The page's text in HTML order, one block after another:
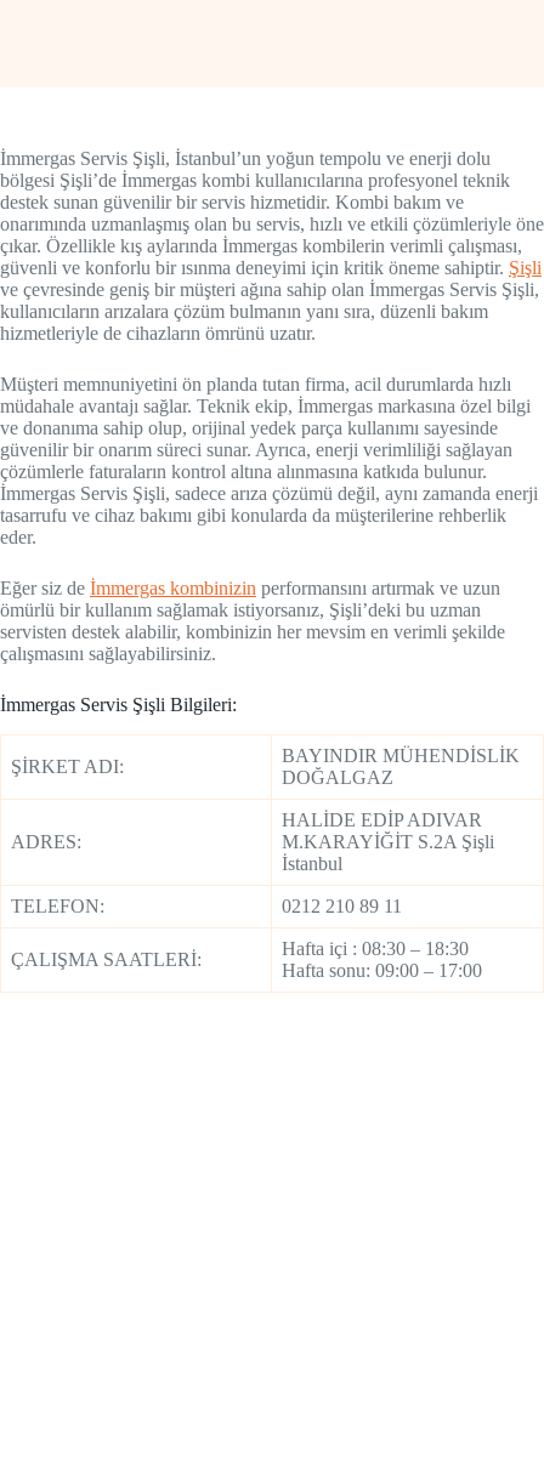
İmmergas Servis Şişli, İstanbul’un yoğun tempolu ve enerji dolu
bölgesi Şişli’de İmmergas kombi kullanıcılarına profesyonel teknik
destek sunan güvenilir bir servis hizmetidir. Kombi bakım ve
onarımında uzmanlaşmış olan bu servis, hızlı ve etkili çözümleriyle öne
çıkar. Özellikle kış aylarında İmmergas kombilerin verimli çalışması,
güvenli ve konforlu bir ısınma deneyimi için kritik öneme sahiptir. Şişli
ve çevresinde geniş bir müşteri ağına sahip olan İmmergas Servis Şişli,
kullanıcıların arızalara çözüm bulmanın yanı sıra, düzenli bakım
hizmetleriyle de cihazların ömrünü uzatır.
Müşteri memnuniyetini ön planda tutan firma, acil durumlarda hızlı
müdahale avantajı sağlar. Teknik ekip, İmmergas markasına özel bilgi
ve donanıma sahip olup, orijinal yedek parça kullanımı sayesinde
güvenilir bir onarım süreci sunar. Ayrıca, enerji verimliliği sağlayan
çözümlerle faturaların kontrol altına alınmasına katkıda bulunur.
İmmergas Servis Şişli, sadece arıza çözümü değil, aynı zamanda enerji
tasarrufu ve cihaz bakımı gibi konularda da müşterilerine rehberlik
eder.
Eğer siz de İmmergas kombinizin performansını artırmak ve uzun
ömürlü bir kullanım sağlamak istiyorsanız, Şişli’deki bu uzman
servisten destek alabilir, kombinizin her mevsim en verimli şekilde
çalışmasını sağlayabilirsiniz.
İmmergas Servis Şişli Bilgileri:
ŞİRKET ADI:
BAYINDIR MÜHENDİSLİK
DOĞALGAZ
ADRES:
HALİDE EDİP ADIVAR
M.KARAYİĞİT S.2A Şişli
İstanbul
TELEFON: 0212 210 89 11
ÇALIŞMA SAATLERİ:
Hafta içi : 08:30 – 18:30
Hafta sonu: 09:00 – 17:00